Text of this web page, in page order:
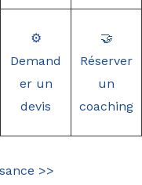
⚙️
Demand
er un
devis
🤝
Réserver
un
coaching
>>